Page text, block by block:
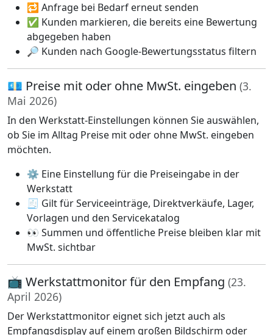
🔁 Anfrage bei Bedarf erneut senden
✅ Kunden markieren, die bereits eine Bewertung
abgegeben haben
🔎 Kunden nach Google-Bewertungsstatus filtern
💶 Preise mit oder ohne MwSt. eingeben (3.
Mai 2026)
In den Werkstatt-Einstellungen können Sie auswählen,
ob Sie im Alltag Preise mit oder ohne MwSt. eingeben
möchten.
⚙️ Eine Einstellung für die Preiseingabe in der
Werkstatt
🧾 Gilt für Serviceeinträge, Direktverkäufe, Lager,
Vorlagen und den Servicekatalog
👀 Summen und öffentliche Preise bleiben klar mit
MwSt. sichtbar
📺 Werkstattmonitor für den Empfang (23.
April 2026)
Der Werkstattmonitor eignet sich jetzt auch als
Empfangsdisplay auf einem großen Bildschirm oder